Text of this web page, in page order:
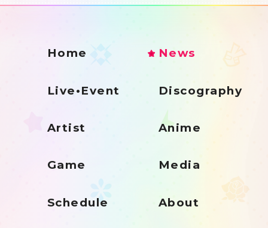
Home News
Live•Event Discography
Artist Anime
Game Media
Schedule About